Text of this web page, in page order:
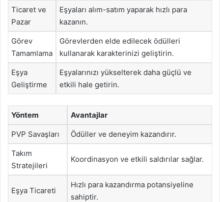
Ticaret ve
Pazar
Eşyaları alım-satım yaparak hızlı para
kazanın.
Görev
Tamamlama
Görevlerden elde edilecek ödülleri
kullanarak karakterinizi geliştirin.
Eşya
Geliştirme
Eşyalarınızı yükselterek daha güçlü ve
etkili hale getirin.
Yöntem Avantajlar
PVP Savaşları Ödüller ve deneyim kazandırır.
Takım
Stratejileri
Koordinasyon ve etkili saldırılar sağlar.
Eşya Ticareti
Hızlı para kazandırma potansiyeline
sahiptir.